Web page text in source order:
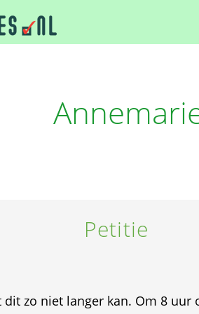
Petitie
dit zo niet langer kan. Om 8 uur